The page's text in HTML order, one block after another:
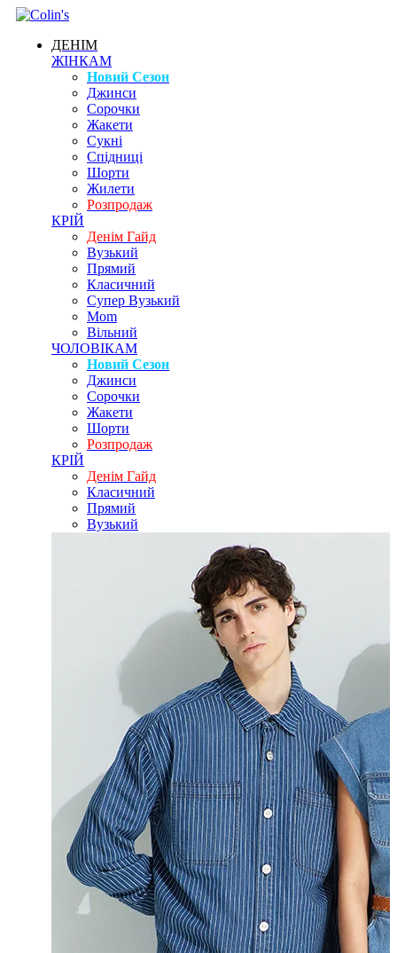
ДЕНІМ
ЖІНКАМ
Новий Сезон
Джинси
Сорочки
Жакети
Сукні
Спідниці
Шорти
Жилети
Розпродаж
КРІЙ
Денім Гайд
Вузький
Прямий
Класичний
Супер Вузький
Mom
Вільний
ЧОЛОВІКАМ
Новий Сезон
Джинси
Сорочки
Жакети
Шорти
Розпродаж
КРІЙ
Денім Гайд
Класичний
Прямий
Вузький